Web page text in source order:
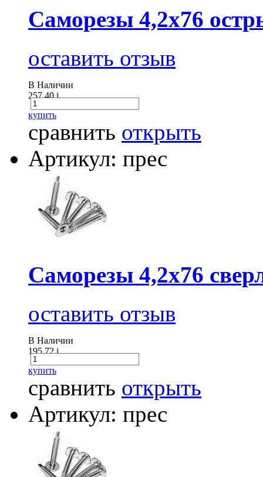
Саморезы 4,2х76
оставить отзыв
В Наличии
257.40i
купить
сравнить открыть
Артикул: прес
Саморезы 4,2х76
оставить отзыв
В Наличии
195.72i
купить
сравнить открыть
Артикул: прес